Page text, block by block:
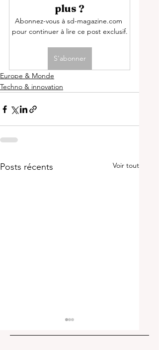
plus ?
Abonnez-vous à sd-magazine.com
pour continuer à lire ce post exclusif.
S'abonner
Europe & Monde
Techno & innovation
Posts récents Voir tout